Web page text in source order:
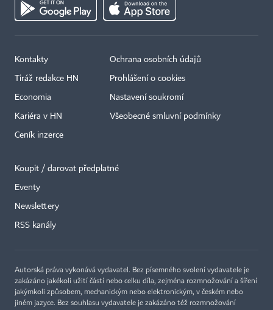
Kontakty
Tiráž redakce HN
Economia
Kariéra v HN
Ceník inzerce
Ochrana osobních údajů
Prohlášení o cookies
Nastavení soukromí
Všeobecné smluvní podmínky
Koupit / darovat předplatné
Eventy
Newslettery
RSS kanály
Autorská práva vykonává vydavatel. Bez písemného svolení vydavatele je
zakázáno jakékoli užití částí nebo celku díla, zejména rozmnožování a šíření
jakýmkoli způsobem, mechanickým nebo elektronickým, v českém nebo
jiném jazyce. Bez souhlasu vydavatele je zakázáno též rozmnožování